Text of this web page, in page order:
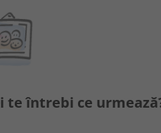
te întrebi ce